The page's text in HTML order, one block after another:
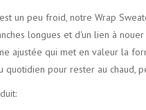
un peu froid, notre Wrap
longues et d'un lien à
ajustée qui met en valeur la
quotidien pour rester au chaud,